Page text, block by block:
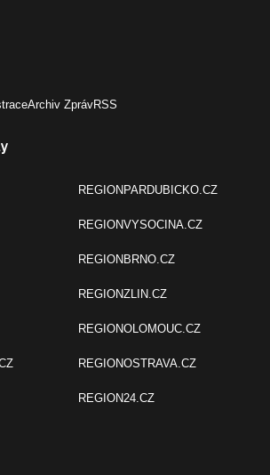
Archiv ZprávRSS
REGIONPARDUBICKO.CZ
REGIONVYSOCINA.CZ
REGIONBRNO.CZ
REGIONZLIN.CZ
REGIONOLOMOUC.CZ
REGIONOSTRAVA.CZ
REGION24.CZ